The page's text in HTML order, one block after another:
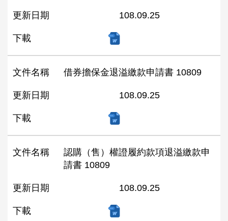
更新日期 108.09.25
下載
文件名稱 借券擔保金退溢繳款申請書 10809
更新日期 108.09.25
下載
文件名稱
認購（售）權證履約款項退溢繳款申
請書 10809
更新日期 108.09.25
下載